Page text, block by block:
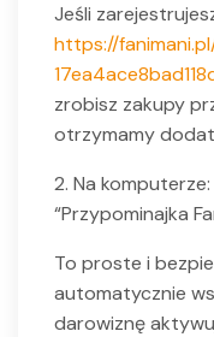
Jeśli
https://
zrobisz zakupy
otrzymamy
2. Na
“Przypominajka
To proste i
automatycznie
darowiznę